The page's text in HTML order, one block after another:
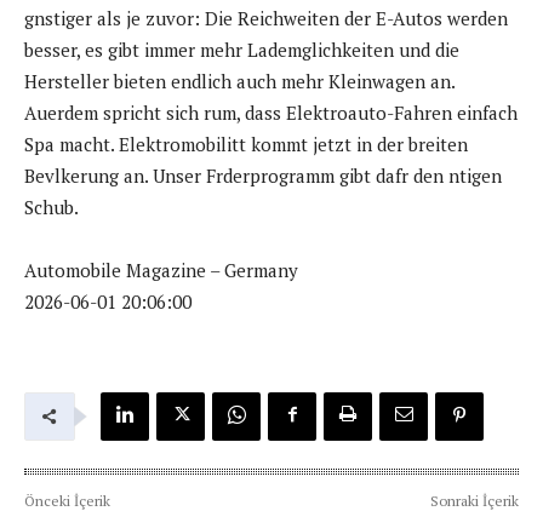
gnstiger als je zuvor: Die Reichweiten der E-Autos werden
besser, es gibt immer mehr Lademglichkeiten und die
Hersteller bieten endlich auch mehr Kleinwagen an.
Auerdem spricht sich rum, dass Elektroauto-Fahren einfach
Spa macht. Elektromobilitt kommt jetzt in der breiten
Bevlkerung an. Unser Frderprogramm gibt dafr den ntigen
Schub.
Automobile Magazine – Germany
2026-06-01 20:06:00
Önceki İçerik Sonraki İçerik